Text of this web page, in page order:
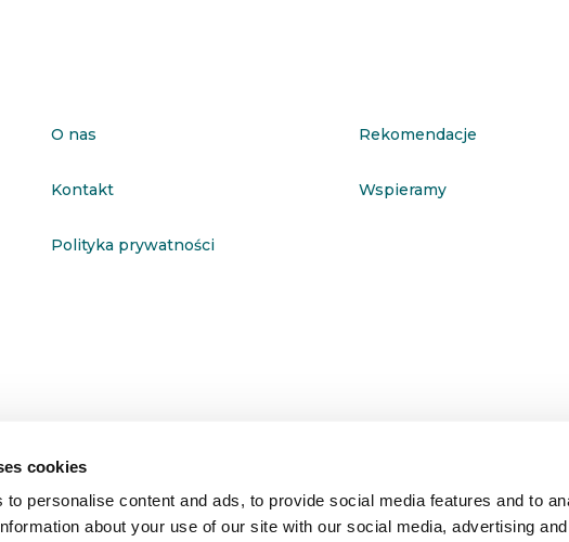
cookies
to personalise content and ads, to provide social media features and to
about your use of our site with our social media, advertising
O nas
Kontakt
Polityka prywatności
Rekomendacje
Wspieramy